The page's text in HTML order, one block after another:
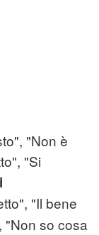
"Non è
"Si
"Il bene
"Non so cosa